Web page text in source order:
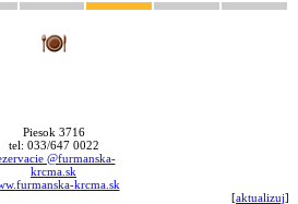
Piesok 3716
tel: 033/647 0022
@furmanska-
krcma.sk
krcma.sk
[aktualizuj]